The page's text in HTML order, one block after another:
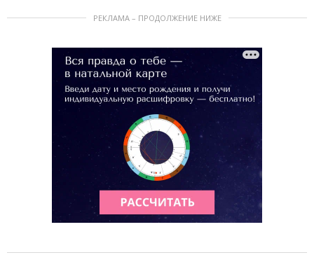
РЕКЛАМА – ПРОДОЛЖЕНИЕ НИЖЕ